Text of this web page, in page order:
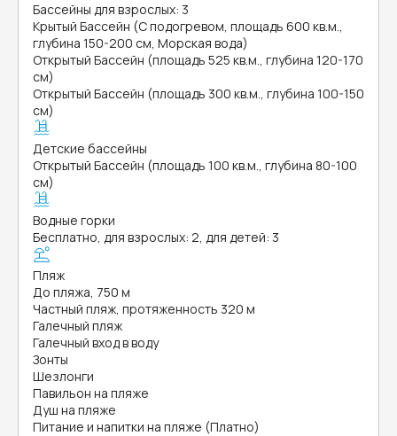
Бассейны для взрослых: 3
Крытый Бассейн (С подогревом, площадь 600 кв.м.,
глубина 150-200 см, Морская вода)
Открытый Бассейн (площадь 525 кв.м., глубина 120-170
см)
Открытый Бассейн (площадь 300 кв.м., глубина 100-150
см)
Детские бассейны
Открытый Бассейн (площадь 100 кв.м., глубина 80-100
см)
Водные горки
Бесплатно, для взрослых: 2, для детей: 3
Пляж
До пляжа, 750 м
Частный пляж, протяженность 320 м
Галечный пляж
Галечный вход в воду
Зонты
Шезлонги
Павильон на пляже
Душ на пляже
Питание и напитки на пляже (Платно)